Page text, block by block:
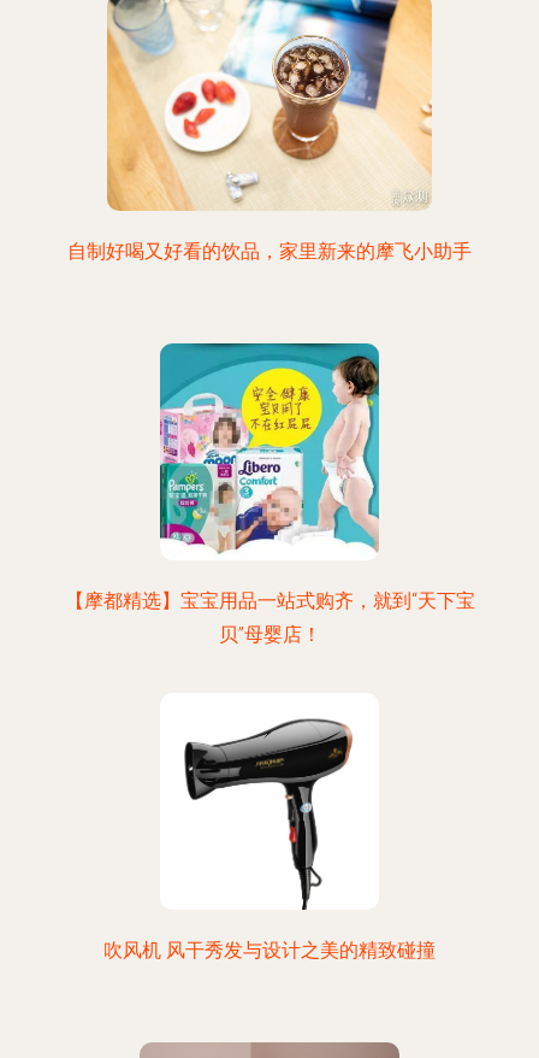
自制好喝又好看的饮品，家里新来的摩飞小助手
【摩都精选】宝宝用品一站式购齐，就到“天下宝
贝”母婴店！
吹风机 风干秀发与设计之美的精致碰撞